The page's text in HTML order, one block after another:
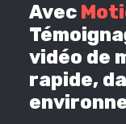
Avec
vidéo de
rapide,